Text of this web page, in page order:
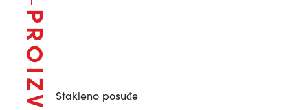
Stakleno posuđe